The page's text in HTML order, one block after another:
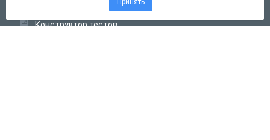
Конструктор тестов
Принять